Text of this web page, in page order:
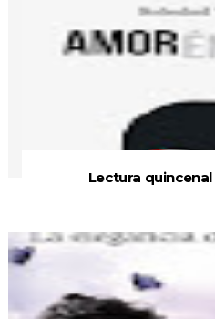
Lectura